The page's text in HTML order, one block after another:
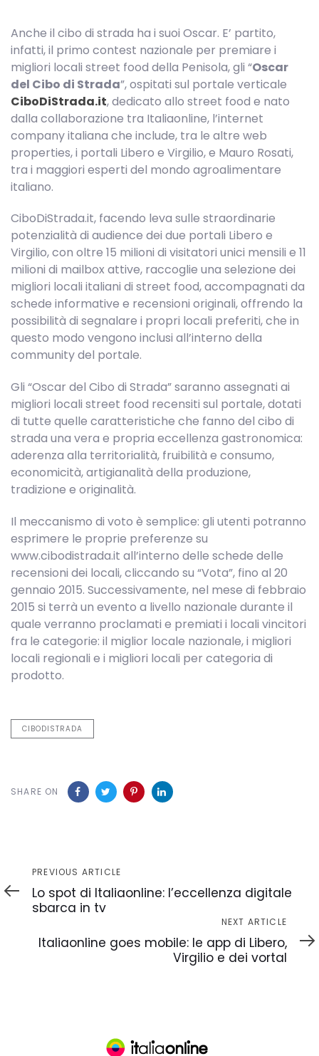
Anche il cibo di strada ha i suoi Oscar. E’ partito,
infatti, il primo contest nazionale per premiare i
migliori locali street food della Penisola, gli “Oscar
del Cibo di Strada”, ospitati sul portale verticale
CiboDiStrada.it, dedicato allo street food e nato
dalla collaborazione tra Italiaonline, l’internet
company italiana che include, tra le altre web
properties, i portali Libero e Virgilio, e Mauro Rosati,
tra i maggiori esperti del mondo agroalimentare
italiano.
CiboDiStrada.it, facendo leva sulle straordinarie
potenzialità di audience dei due portali Libero e
Virgilio, con oltre 15 milioni di visitatori unici mensili e 11
milioni di mailbox attive, raccoglie una selezione dei
migliori locali italiani di street food, accompagnati da
schede informative e recensioni originali, offrendo la
possibilità di segnalare i propri locali preferiti, che in
questo modo vengono inclusi all’interno della
community del portale.
Gli “Oscar del Cibo di Strada” saranno assegnati ai
migliori locali street food recensiti sul portale, dotati
di tutte quelle caratteristiche che fanno del cibo di
strada una vera e propria eccellenza gastronomica:
aderenza alla territorialità, fruibilità e consumo,
economicità, artigianalità della produzione,
tradizione e originalità.
Il meccanismo di voto è semplice: gli utenti potranno
esprimere le proprie preferenze su
www.cibodistrada.it all’interno delle schede delle
recensioni dei locali, cliccando su “Vota”, fino al 20
gennaio 2015. Successivamente, nel mese di febbraio
2015 si terrà un evento a livello nazionale durante il
quale verranno proclamati e premiati i locali vincitori
fra le categorie: il miglior locale nazionale, i migliori
locali regionali e i migliori locali per categoria di
prodotto.
CIBODISTRADA
SHARE ON
navigation
Previous
Article
PREVIOUS ARTICLE
Lo spot di Italiaonline: l’eccellenza digitale
sbarca in tv
Article
NEXT ARTICLE
Italiaonline goes mobile: le app di Libero,
Virgilio e dei vortal